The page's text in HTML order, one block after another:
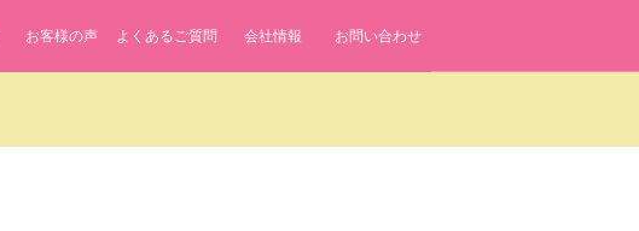
お客様の声 よくあるご質問 会社情報 お問い合わせ